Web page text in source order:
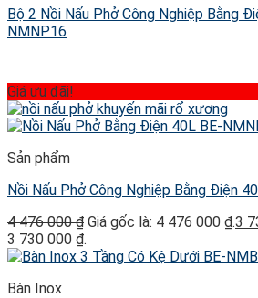
Bộ 2 Nồi Nấu Phở Công Nghiệp Bằng
NMNP16
Giá ưu đãi!
Sản phẩm
Nồi Nấu Phở Công Nghiệp Bằng Điện
4 476 000₫ Giá gốc là: 4 476 000 ₫.3
3 730 000 ₫.
Bàn Inox